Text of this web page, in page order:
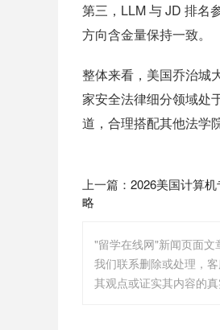
第三，LLM 与 JD 排名
方向含金量保持一致。
整体来看，美国乔治城
家安全法律细分领域处
道，合理搭配其他法学
上一篇： 2026美国计算
略
"留学在线网"新闻页面
其观点或证实其内容的真